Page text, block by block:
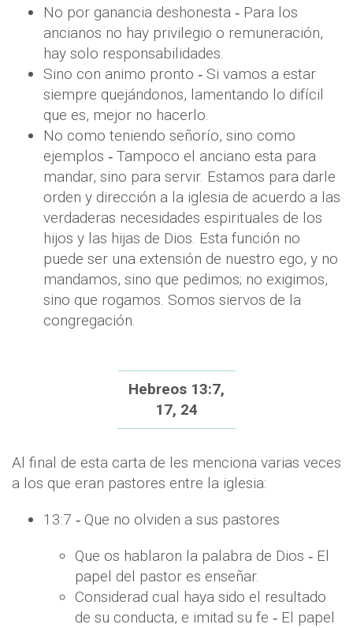
No por ganancia deshonesta ‐ Para los
ancianos no hay privilegio o remuneración,
hay solo responsabilidades.
Sino con animo pronto ‐ Si vamos a estar
siempre quejándonos, lamentando lo difícil
que es, mejor no hacerlo.
No como teniendo señorío, sino como
ejemplos ‐ Tampoco el anciano esta para
mandar, sino para servir. Estamos para darle
orden y dirección a la iglesia de acuerdo a las
verdaderas necesidades espirituales de los
hijos y las hijas de Dios. Esta función no
puede ser una extensión de nuestro ego, y no
mandamos, sino que pedimos; no exigimos,
sino que rogamos. Somos siervos de la
congregación.
Hebreos 13:7,
17, 24
Al final de esta carta de les menciona varias veces
a los que eran pastores entre la iglesia:
13:7 ‐ Que no olviden a sus pastores
Que os hablaron la palabra de Dios ‐ El
papel del pastor es enseñar.
Considerad cual haya sido el resultado
de su conducta, e imitad su fe ‐ El papel